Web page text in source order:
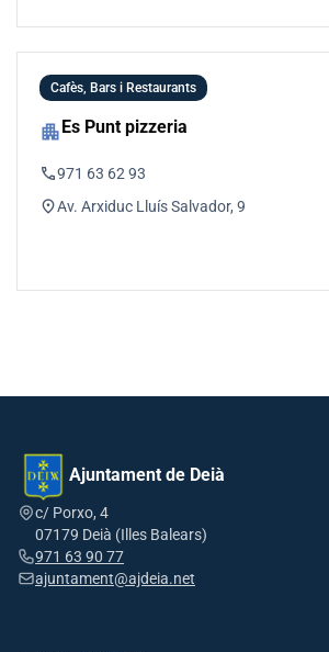
Cafès, Bars i Restaurants
apartmentEs Punt pizzeria
phone971 63 62 93
location_onAv. Arxiduc Lluís Salvador, 9
Ajuntament de Deià
c/ Porxo, 4
07179 Deià (Illes Balears)
971 63 90 77
ajuntament@ajdeia.net